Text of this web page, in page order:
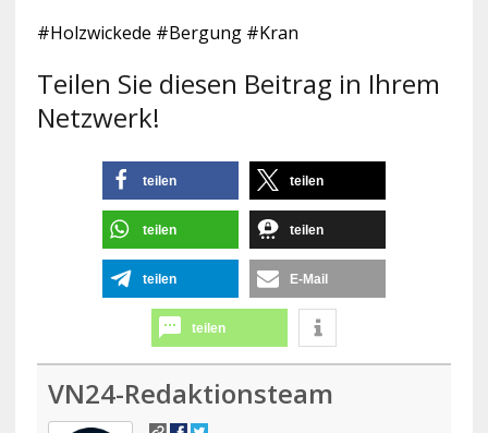
#Holzwickede #Bergung #Kran
Teilen Sie diesen Beitrag in Ihrem
Netzwerk!
teilen teilen
teilen teilen
teilen E-Mail
teilen
VN24-Redaktionsteam